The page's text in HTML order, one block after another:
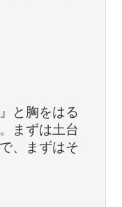
と胸をはる
まずは土台
、まずはそ